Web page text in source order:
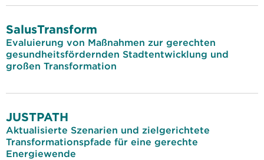
SalusTransform
Evaluierung von Maßnahmen zur gerechten
gesundheitsfördernden Stadtentwicklung und
großen Transformation
JUSTPATH
Aktualisierte Szenarien und zielgerichtete
Transformationspfade für eine gerechte
Energiewende